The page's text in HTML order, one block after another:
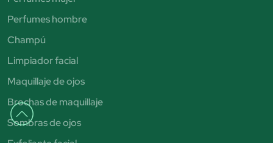
Perfumes hombre
Champú
Limpiador facial
Maquillaje de ojos
Brochas de maquillaje
Sombras de ojos
Exfoliante facial